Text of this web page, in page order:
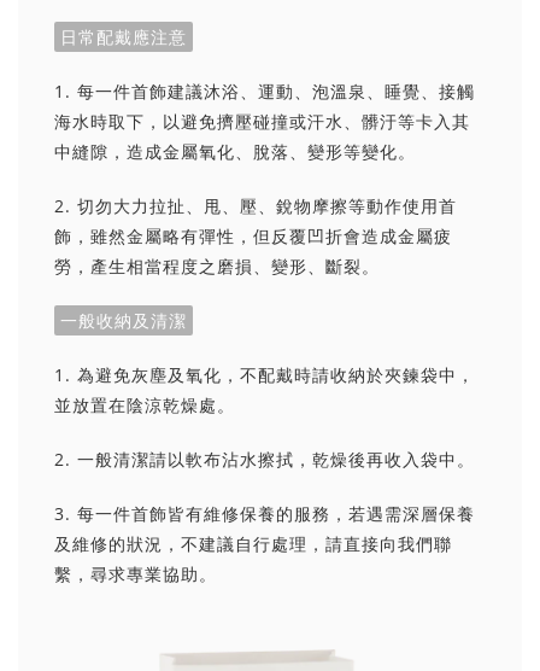
日常配戴應注意
1. 每一件首飾建議沐浴、運動、泡溫泉、睡覺、接觸
海水時取下，以避免擠壓碰撞或汗水、髒汙等卡入其
中縫隙，造成金屬氧化、脫落、變形等變化。
2. 切勿大力拉扯、甩、壓、銳物摩擦等動作使用首
飾，雖然金屬略有彈性，但反覆凹折會造成金屬疲
勞，產生相當程度之磨損、變形、斷裂。
一般收納及清潔
1. 為避免灰塵及氧化，不配戴時請收納於夾鍊袋中，
並放置在陰涼乾燥處。
2. 一般清潔請以軟布沾水擦拭，乾燥後再收入袋中。
3. 每一件首飾皆有維修保養的服務，若遇需深層保養
及維修的狀況，不建議自行處理，請直接向我們聯
繫，尋求專業協助。